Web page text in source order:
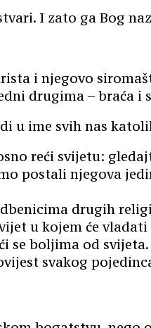
I zato ga Bog
i njegovo
drugima – braća i
u ime svih nas
reći svijetu:
postali njegova
drugih
u kojem će vladati
se boljima od
svakog